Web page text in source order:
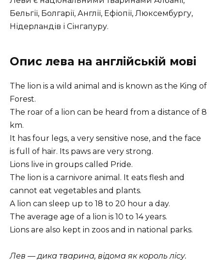
Бельгії, Болгарії, Англії, Ефіопії, Люксембургу,
Нідерландів і Сінгапуру.
Опис лева на англійській мові
The lion is a wild animal and is known as the King of
Forest.
The roar of a lion can be heard from a distance of 8
km.
It has four legs, a very sensitive nose, and the face
is full of hair. Its paws are very strong.
Lions live in groups called Pride.
The lion is a carnivore animal. It eats flesh and
cannot eat vegetables and plants.
A lion can sleep up to 18 to 20 hour a day.
The average age of a lion is 10 to 14 years.
Lions are also kept in zoos and in national parks.
Лев — дика тварина, відома як король лісу.